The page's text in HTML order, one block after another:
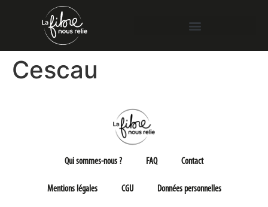
Cescau
Qui sommes-nous ? FAQ Contact
Mentions légales CGU Données personnelles